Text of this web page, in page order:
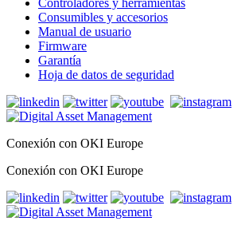
Controladores y herramientas
Consumibles y accesorios
Manual de usuario
Firmware
Garantía
Hoja de datos de seguridad
Conexión con OKI Europe
Conexión con OKI Europe